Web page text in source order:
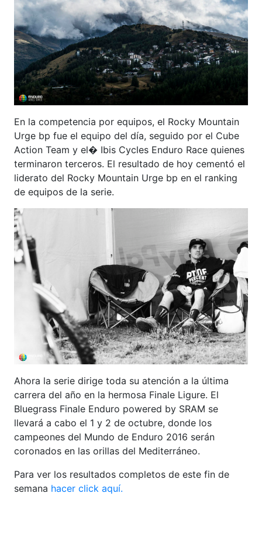
En la competencia por equipos, el Rocky Mountain
Urge bp fue el equipo del día, seguido por el Cube
Action Team y el� Ibis Cycles Enduro Race quienes
terminaron terceros. El resultado de hoy cementó el
liderato del Rocky Mountain Urge bp en el ranking
de equipos de la serie.
Ahora la serie dirige toda su atención a la última
carrera del año en la hermosa Finale Ligure. El
Bluegrass Finale Enduro powered by SRAM se
llevará a cabo el 1 y 2 de octubre, donde los
campeones del Mundo de Enduro 2016 serán
coronados en las orillas del Mediterráneo.
Para ver los resultados completos de este fin de
semana hacer click aquí.